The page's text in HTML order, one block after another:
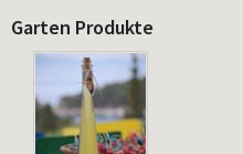
Garten Produkte